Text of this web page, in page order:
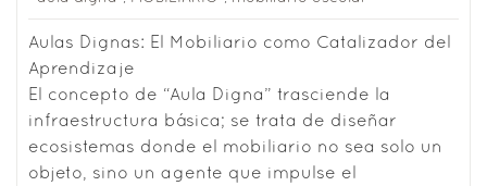
Aulas Dignas: El Mobiliario como Catalizador del
Aprendizaje
El concepto de “Aula Digna” trasciende la
infraestructura básica; se trata de diseñar
ecosistemas donde el mobiliario no sea solo un
objeto, sino un agente que impulse el